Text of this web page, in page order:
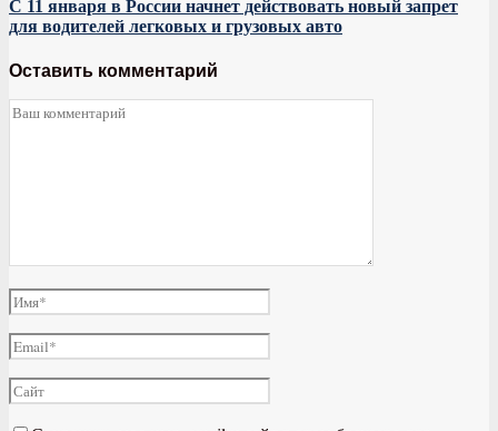
С 11 января в России начнет действовать новый запрет
для водителей легковых и грузовых авто
Оставить комментарий